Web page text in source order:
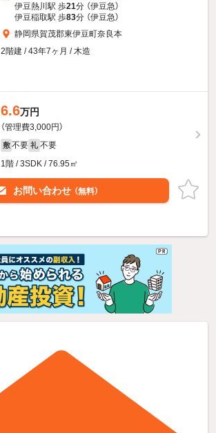
伊豆熱川駅 歩21分 （伊豆急）
伊豆稲取駅 歩83分 （伊豆急）
静岡県賀茂郡東伊豆町奈良本
2階建 / 43年7ヶ月 / 木造
6.6万円
（管理費3,000円）
敷 不要 礼 不要
1階 / 3SDK / 76.95㎡
お問い合わせ （無料）